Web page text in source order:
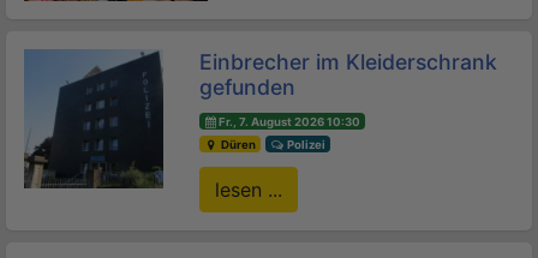
Einbrecher im Kleiderschrank
gefunden
Fr., 7. August 2026 10:30
Düren
Polizei
lesen ...